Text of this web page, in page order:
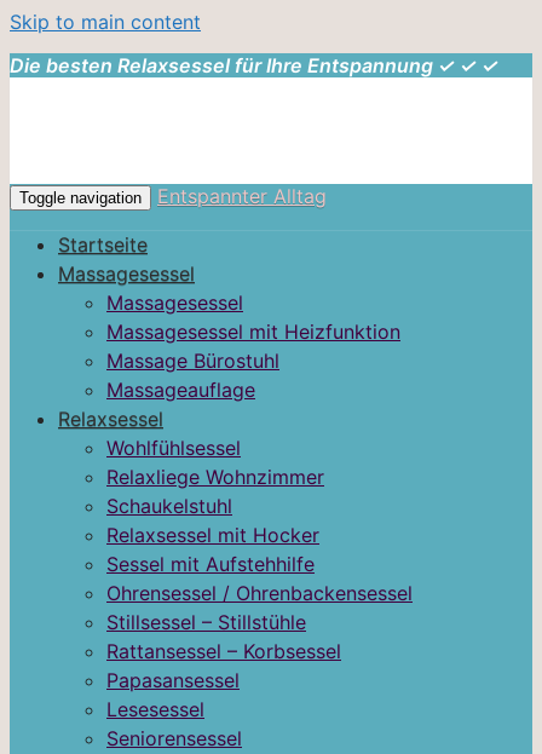
Skip to main content
Die besten Relaxsessel für Ihre Entspannung ✓ ✓ ✓
Toggle navigation
Entspannter Alltag
Startseite
Massagesessel
Massagesessel
Massagesessel mit Heizfunktion
Massage Bürostuhl
Massageauflage
Relaxsessel
Wohlfühlsessel
Relaxliege Wohnzimmer
Schaukelstuhl
Relaxsessel mit Hocker
Sessel mit Aufstehhilfe
Ohrensessel / Ohrenbackensessel
Stillsessel – Stillstühle
Rattansessel – Korbsessel
Papasansessel
Lesesessel
Seniorensessel